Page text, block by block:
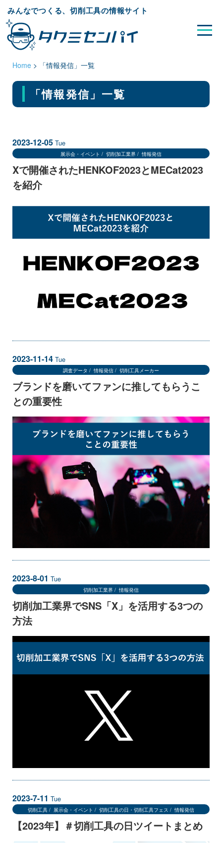
みんなでつくる、切削工具の情報サイト
Home > 「情報発信」一覧
「情報発信」 一覧
2023-12-05 Tue
展示会・イベント 切削加工業界 情報発信
Xで開催されたHENKOF2023とMECat2023
を紹介
2023-11-14 Tue
調査データ 情報発信 切削工具メーカー
ブランドを磨いてファンに推してもらうこ
との重要性
2023-8-01 Tue
切削加工業界 情報発信
切削加工業界でSNS「X」を活用する3つの
方法
2023-7-11 Tue
切削工具 展示会・イベント 切削工具の日・切削工具フェス 情報発信
【2023年】＃切削工具の日ツイートまとめ